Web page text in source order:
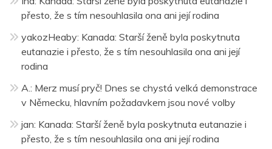
přesto, že s tím nesouhlasila ona ani její rodina
yakozHeaby: Kanada: Starší ženě byla poskytnuta
eutanazie i přesto, že s tím nesouhlasila ona ani její
rodina
A. : Merz musí pryč! Dnes se chystá velká demonstrace
v Německu, hlavním požadavkem jsou nové volby
jan: Kanada: Starší ženě byla poskytnuta eutanazie i
přesto, že s tím nesouhlasila ona ani její rodina